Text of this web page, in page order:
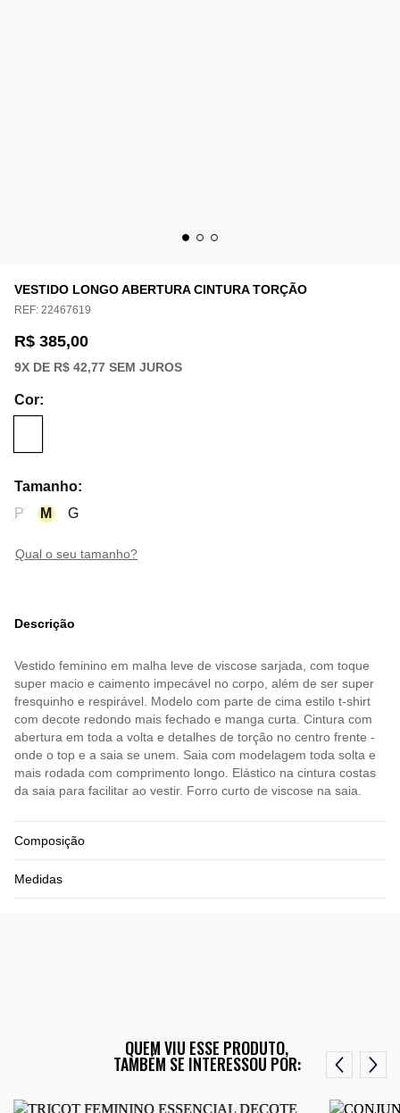
VESTIDO LONGO ABERTURA CINTURA TORÇÃO
REF: 22467619
R$ 385,00
9X DE R$ 42,77 SEM JUROS
Cor:
Tamanho:
P
M G
qual o seu tamanho?
Descrição
Vestido feminino em malha leve de viscose sarjada, com toque
super macio e caimento impecável no corpo, além de ser super
fresquinho e respirável. Modelo com parte de cima estilo t-shirt
com decote redondo mais fechado e manga curta. Cintura com
abertura em toda a volta e detalhes de torção no centro frente -
onde o top e a saia se unem. Saia com modelagem toda solta e
mais rodada com comprimento longo. Elástico na cintura costas
da saia para facilitar ao vestir. Forro curto de viscose na saia.
Composição
Medidas
QUEM VIU ESSE PRODUTO,
TAMBÉM SE INTERESSOU POR: